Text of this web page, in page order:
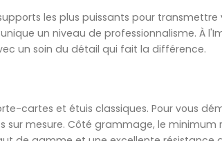
les plus puissants pour transmettre
un niveau de professionnalisme. À
un soin du détail qui fait la différence.
cartes et étuis classiques. Pour vous
mesure. Côté grammage, le minimum